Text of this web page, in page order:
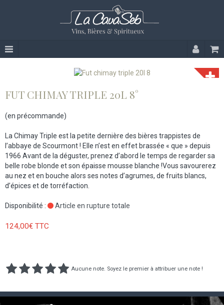
FUT CHIMAY TRIPLE 20L 8°
(en précommande)
La Chimay Triple est la petite dernière des bières trappistes de
l’abbaye de Scourmont ! Elle n’est en effet brassée « que » depuis
1966 Avant de la déguster, prenez d’abord le temps de regarder sa
belle robe blonde et son épaisse mousse blanche !Vous savourerez
au nez et en bouche alors ses notes d’agrumes, de fruits blancs,
d’épices et de torréfaction.
Disponibilité : Article en rupture totale
124,00€ TTC
Aucune note. Soyez le premier à attribuer une note !